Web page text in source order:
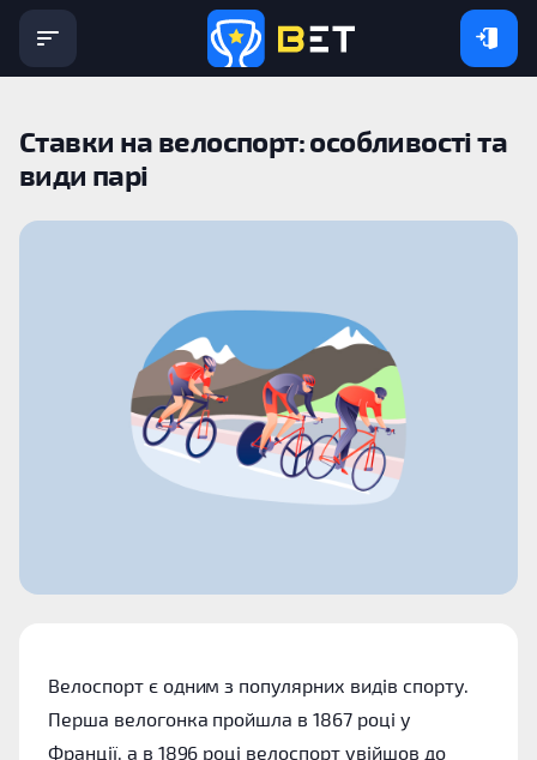
Ставки на велоспорт: особливості та
види парі
Велоспорт є одним з популярних видів спорту.
Перша велогонка пройшла в 1867 році у
Франції, а в 1896 році велоспорт увійшов до